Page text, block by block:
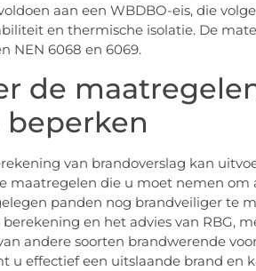
aan een WBDBO-eis, die
en thermische isolatie. De
NEN 6068 en 6069.
de
beperken
van brandoverslag kan
maatregelen die u moet nemen
panden nog brandveiliger te
en het advies van RBG,
andere soorten brandwerende
u effectief een uitslaande brand en